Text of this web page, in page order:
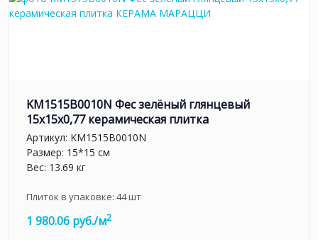
KM1515B0010N Фес зелёный глянцевый
15x15x0,77 керамическая плитка
Артикул: KM1515B0010N
Размер: 15*15 см
Вес: 13.69 кг
Плиток в упаковке: 44шт
1 980.06 руб./м2